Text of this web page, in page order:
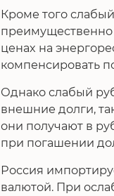
Кроме того
ценах на
компенсировать
Однако слабый
внешние долги,
они получают в
при погашении
Россия
валютой. При